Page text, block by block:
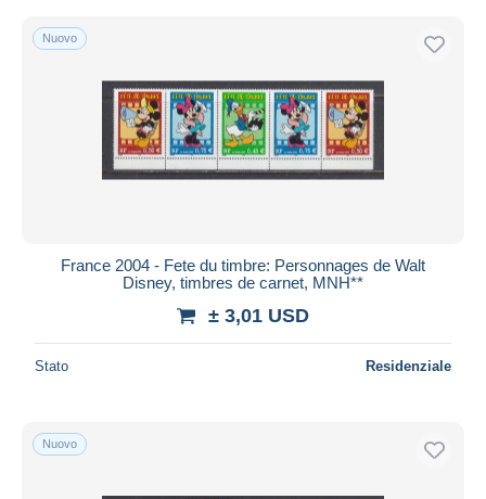
Nuovo
France 2004 - Fete du timbre: Personnages de Walt
Disney, timbres de carnet, MNH**
± 3,01 USD
Stato Residenziale
Nuovo